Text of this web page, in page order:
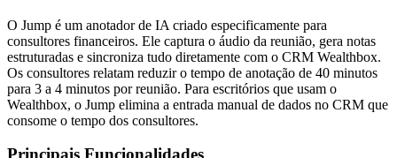
O Jump é um anotador de IA criado especificamente para
consultores financeiros. Ele captura o áudio da reunião, gera notas
estruturadas e sincroniza tudo diretamente com o CRM Wealthbox.
Os consultores relatam reduzir o tempo de anotação de 40 minutos
para 3 a 4 minutos por reunião. Para escritórios que usam o
Wealthbox, o Jump elimina a entrada manual de dados no CRM que
consome o tempo dos consultores.